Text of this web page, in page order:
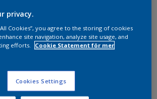
privacy.
Cookies”, you agree to the storing of cookies
site navigation, analyze site usage, and
efforts.
Cookie Statement för mer
Cookies Settings